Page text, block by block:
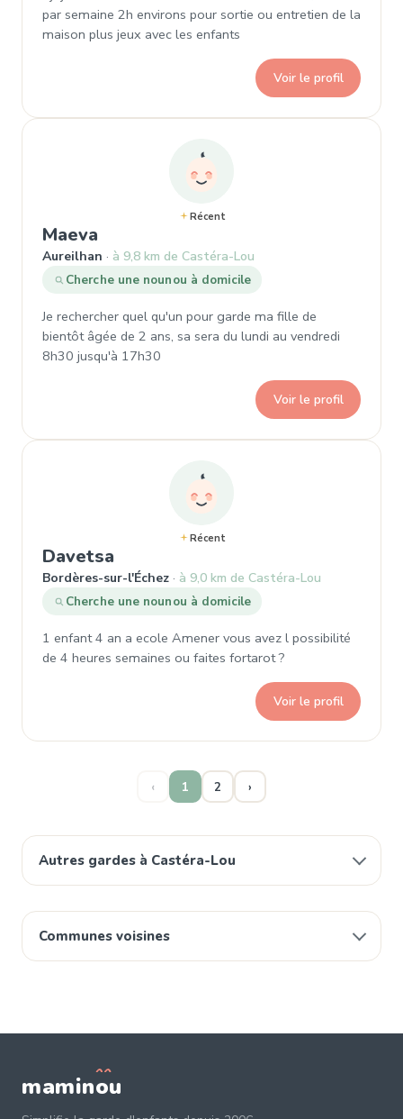
Autres gardes à Castéra-Lou
Communes voisines
par semaine 2h environs pour sortie ou entretien de la
maison plus jeux avec les enfants
Voir le profil
Récent
Maeva
Aureilhan
à 9,8 km de Castéra-Lou
Cherche une nounou à domicile
Je rechercher quel qu'un pour garde ma fille de
bientôt âgée de 2 ans, sa sera du lundi au vendredi
8h30 jusqu'à 17h30
Voir le profil
Récent
Davetsa
Bordères-sur-l'Échez
à 9,0 km de Castéra-Lou
Cherche une nounou à domicile
1 enfant 4 an a ecole Amener vous avez l possibilité
de 4 heures semaines ou faites fortarot ?
Voir le profil
‹ 1 2 ›
maminou